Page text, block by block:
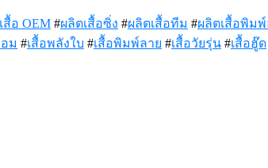
สื้อ OEM #ผลิตเสื้อซิ่ง #ผลิตเสื้อทีม #ผลิตเสื้อพิมพ์
ม #เสื้อพลังใบ #เสื้อพิมพ์ลาย #เสื้อวัยรุ่น #เสื้อฮู๊ด